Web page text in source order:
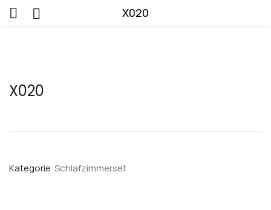
X020
X020
Kategorie Schlafzimmerset